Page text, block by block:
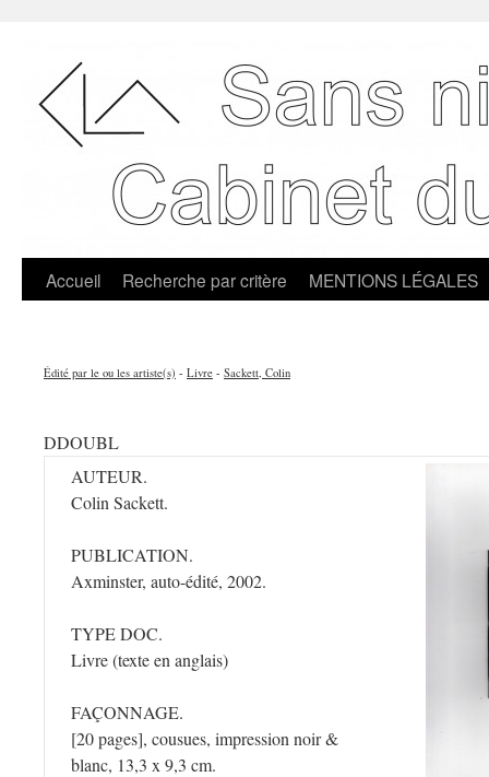
Accueil Recherche par critère MENTIONS LÉGALES
Édité par le ou les artiste(s) - Livre - Sackett, Colin
DDOUBL
AUTEUR.
Colin Sackett.
PUBLICATION.
Axminster, auto-édité, 2002.
TYPE DOC.
Livre (texte en anglais)
FAÇONNAGE.
[20 pages], cousues, impression noir &
blanc, 13,3 x 9,3 cm.